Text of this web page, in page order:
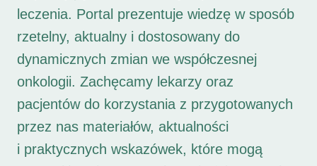
leczenia. Portal prezentuje wiedzę w sposób
rzetelny, aktualny i dostosowany do
dynamicznych zmian we współczesnej
onkologii. Zachęcamy lekarzy oraz
pacjentów do korzystania z przygotowanych
przez nas materiałów, aktualności
i praktycznych wskazówek, które mogą